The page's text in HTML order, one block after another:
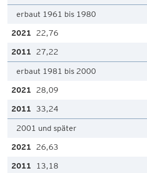
erbaut 1961 bis 1980
22,76
27,22
erbaut 1981 bis 2000
28,09
33,24
2001 und später
26,63
13,18